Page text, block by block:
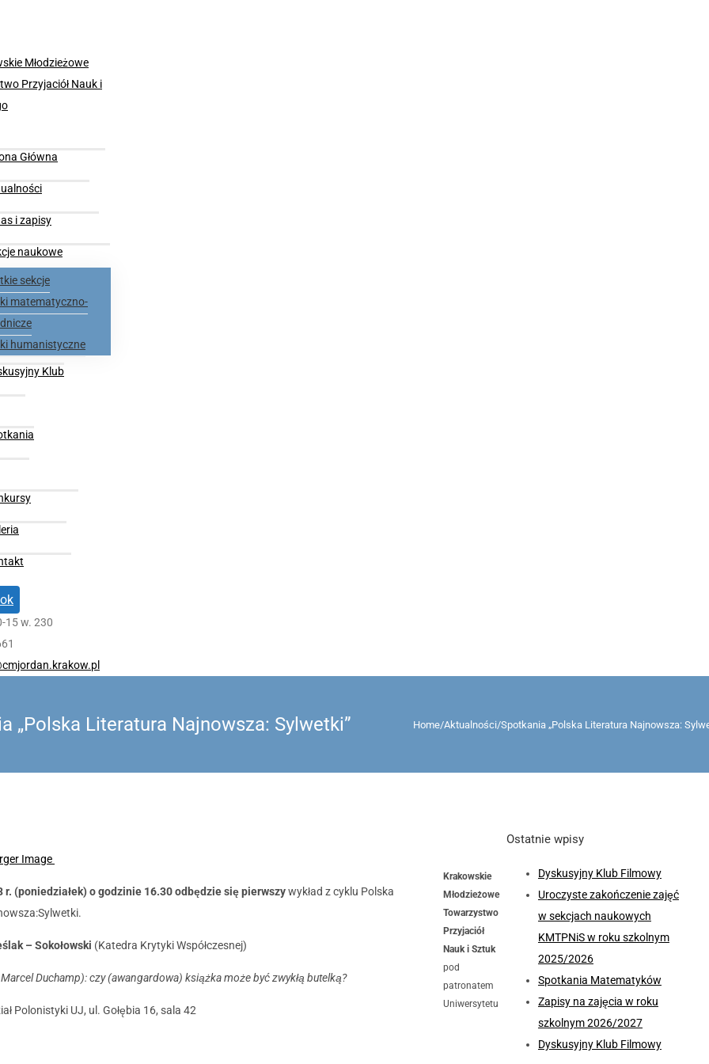
Główna
i zapisy
naukowe
sekcje
matematyczno-
humanistyczne
Klub
15 w. 230
„Polska Literatura Najnowsza: Sylwetki” Home/Aktualności/Spotkania „Polska Literatura Najnowsza:
Image
r. (poniedziałek) o godzinie 16.30 odbędzie się pierwszywykład z cyklu Polska
– Sokołowski (Katedra Krytyki Współczesnej)
Duchamp): czy (awangardowa) książka może być zwykłą butelką?
Polonistyki UJ, ul. Gołębia 16, sala 42
Ostatnie wpisy
Dyskusyjny Klub Filmowy
Uroczyste zakończenie zajęć
w sekcjach naukowych
KMTPNiS w roku szkolnym
2025/2026
Spotkania Matematyków
Zapisy na zajęcia w roku
szkolnym 2026/2027
Dyskusyjny Klub Filmowy
Krakowskie
Młodzieżowe
Towarzystwo
Przyjaciół
Nauk i Sztuk
pod
patronatem
Uniwersytetu